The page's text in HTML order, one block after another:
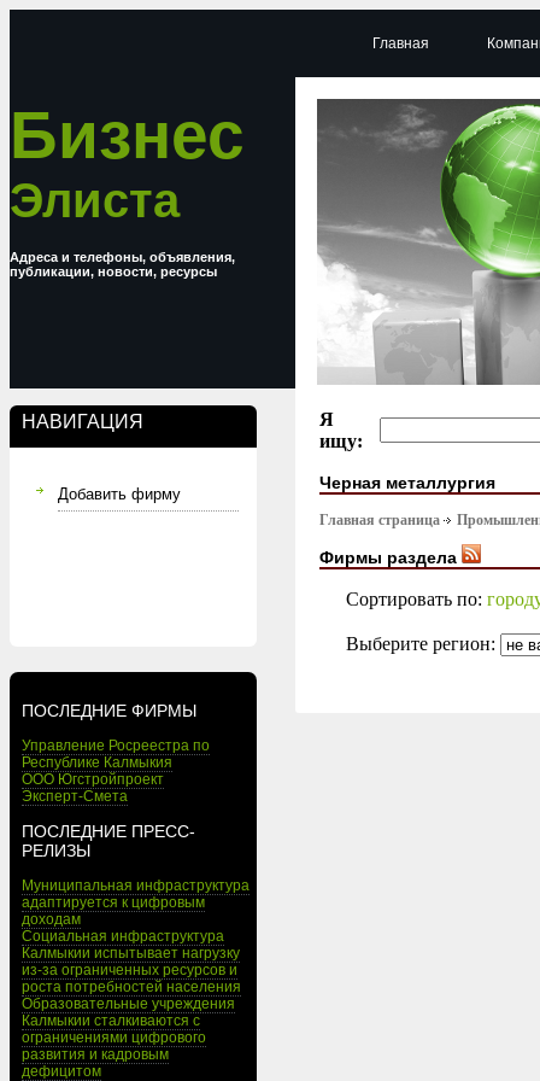
Бизнес
Элиста
Адреса и телефоны, объявления,
публикации, новости, ресурсы
НАВИГАЦИЯ
Добавить фирму
ПОСЛЕДНИЕ ФИРМЫ
Управление Росреестра по
Республике Калмыкия
ООО Югстройпроект
Эксперт-Смета
ПОСЛЕДНИЕ ПРЕСС-
РЕЛИЗЫ
Муниципальная инфраструктура
адаптируется к цифровым
доходам
Социальная инфраструктура
Калмыкии испытывает нагрузку
из-за ограниченных ресурсов и
роста потребностей населения
Образовательные учреждения
Калмыкии сталкиваются с
ограничениями цифрового
развития и кадровым
дефицитом
Главная
Я
ищу:
Черная металлургия
Главная страница
Фирмы раздела
Сортировать по:
Выберите регион: